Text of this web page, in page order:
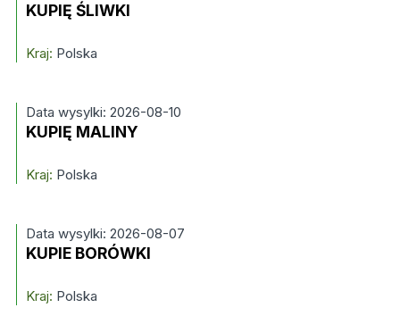
KUPIĘ ŚLIWKI
Kraj: Polska
Data wysylki: 2026-08-10
KUPIĘ MALINY
Kraj: Polska
Data wysylki: 2026-08-07
KUPIE BORÓWKI
Kraj: Polska